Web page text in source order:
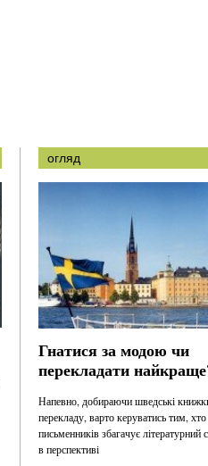
огляд
Гнатися за модою чи
перекладати
Напевно, добираючи шведські
перекладу, варто керуватись тим, хто
письменників збагачує літературний
в перспективі